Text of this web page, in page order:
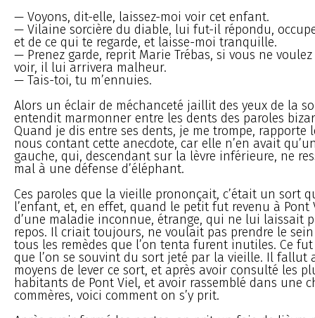
— Voyons, dit-elle, laissez-moi voir cet enfant.
— Vilaine sorcière du diable, lui fut-il répondu,
et de ce qui te regarde, et laisse-moi tranquille.
— Prenez garde, reprit Marie Trébas, si vous ne
voir, il lui arrivera malheur.
— Tais-toi, tu m’ennuies.
Alors un éclair de méchanceté jaillit des yeux de la
entendit marmonner entre les dents des paroles
Quand je dis entre ses dents, je me trompe, rapporte
nous contant cette anecdote, car elle n’en avait
gauche, qui, descendant sur la lèvre inférieure, ne
mal à une défense d’éléphant.
Ces paroles que la vieille prononçait, c’était un sort
l’enfant, et, en effet, quand le petit fut revenu à
d’une maladie inconnue, étrange, qui ne lui laissait
repos. Il criait toujours, ne voulait pas prendre le sein
tous les remèdes que l’on tenta furent inutiles. Ce
que l’on se souvint du sort jeté par la vieille. Il fallut
moyens de lever ce sort, et après avoir consulté les
habitants de Pont Viel, et avoir rassemblé dans une
commères, voici comment on s’y prit.